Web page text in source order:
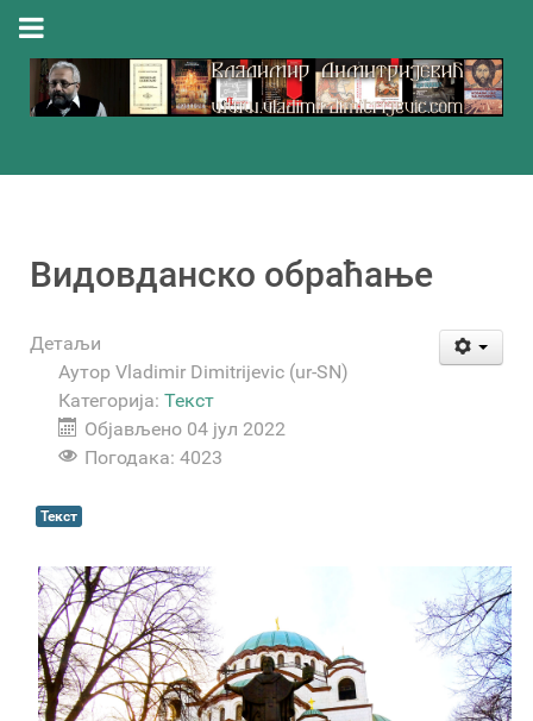
Видовданско обраћање
Детаљи
Аутор Vladimir Dimitrijevic (ur-SN)
Категорија: Текст
Објављено 04 јул 2022
Погодака: 4023
Текст